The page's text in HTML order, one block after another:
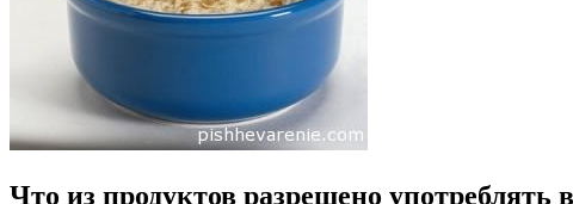
Что из продуктов разрешено